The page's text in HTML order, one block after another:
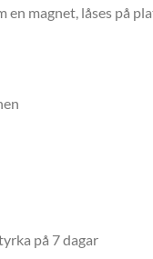
magnet, låses på
på 7 dagar